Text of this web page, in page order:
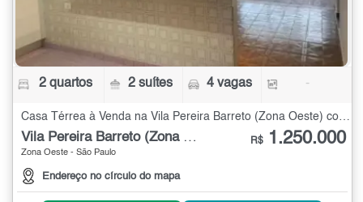
2 quartos 2 suítes 4 vagas -
Casa Térrea à Venda na Vila Pereira Barreto (Zona Oeste) com 2 quartos
Vila Pereira Barreto (Zona Oeste)
Zona Oeste - São Paulo
Endereço no círculo do mapa
R$ 1.250.000